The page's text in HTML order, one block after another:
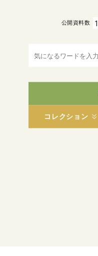
コレクション
公開資料数 1